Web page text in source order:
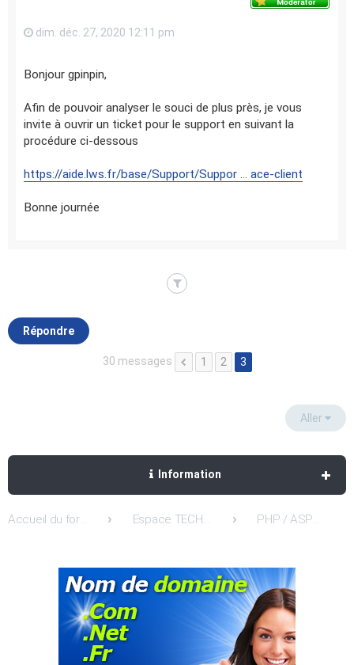
dim. déc. 27, 2020 12:11 pm
Bonjour gpinpin,
Afin de pouvoir analyser le souci de plus près, je vous
invite à ouvrir un ticket pour le support en suivant la
procédure ci-dessous
https://aide.lws.fr/base/Support/Suppor ... ace-client
Bonne journée
Répondre
30 messages 1 2 3
Aller
Information
Accueil du forum Espace TECHNIQUE: Support / Entreaide et Conseils PHP / ASP / ASP.NET / MySQL / ACCESS et Frontpage